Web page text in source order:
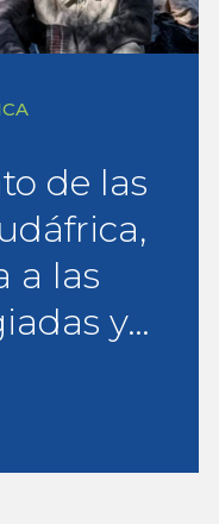
de las
a las
y…